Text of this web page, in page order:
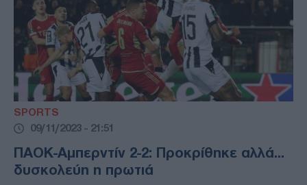
SPORTS
09/11/2023 - 21:51
ΠΑΟΚ-Αμπερντίν 2-2: Προκρίθηκε αλλά...
δυσκολεύη η πρωτιά